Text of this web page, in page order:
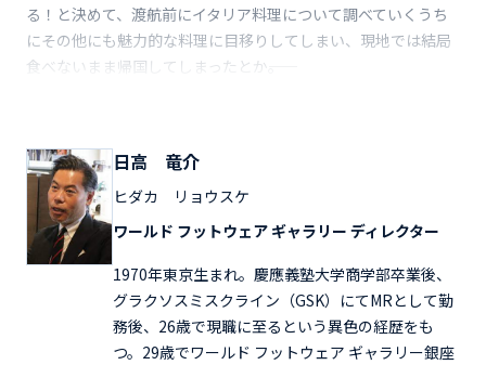
る！と決めて、渡航前にイタリア料理について調べていくうち
にその他にも魅力的な料理に目移りしてしまい、現地では結局
食べないまま帰国してしまったとか――。
日高 竜介
ヒダカ リョウスケ
ワールド フットウェア ギャラリー ディレクター
1970年東京生まれ。慶應義塾大学商学部卒業後、
グラクソスミスクライン（GSK）にてMRとして勤
務後、26歳で現職に至るという異色の経歴をも
つ。29歳でワールド フットウェア ギャラリー銀座